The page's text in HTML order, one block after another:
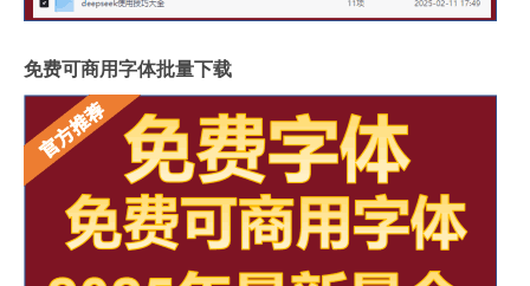
免费可商用字体批量下载